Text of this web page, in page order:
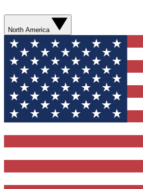
North America